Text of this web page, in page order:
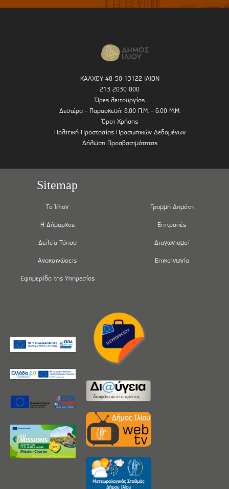
ΚΑΛΧΟΥ 48-50 13122 ΙΛΙΟΝ
213 2030 000
Ώρες λειτουργίας
Δευτέρα - Παρασκευή: 8.00 Π.Μ. - 6.00 Μ.Μ.
Όροι Χρήσης
Πολιτική Προστασίας Προσωπικών Δεδομένων
Δήλωση Προσβασιμότητας
Sitemap
Το Ίλιον
Η Δήμαρχος
Δελτία Τύπου
Ανακοινώσεις
Εφημερίδα της Υπηρεσίας
Γραμμή Δημότη
Επιτροπές
Διαγωνισμοί
Επικοινωνία